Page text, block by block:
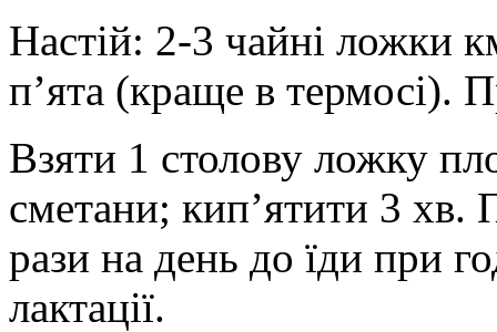
Настій: 2-3 чайні ложки
п’ята (краще в термосі).
Взяти 1 столову ложку
сметани; кип’ятити 3 хв.
рази на день до їди при
лактації.